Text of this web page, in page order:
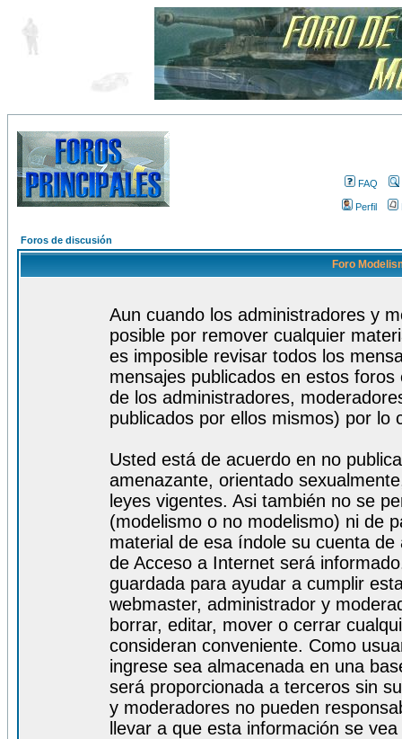
FAQ
Perfil
Foros de discusión
Foro
Aun cuando los administradores y
posible por remover cualquier
es imposible revisar todos los
mensajes publicados en estos
de los administradores,
publicados por ellos mismos) por lo
Usted está de acuerdo en no
amenazante, orientado
leyes vigentes. Asi también no se
(modelismo o no modelismo) ni de
material de esa índole su cuenta
de Acceso a Internet será
guardada para ayudar a cumplir
webmaster, administrador y
borrar, editar, mover o cerrar
consideran conveniente. Como
ingrese sea almacenada en una
será proporcionada a terceros sin
y moderadores no pueden
llevar a que esta información se